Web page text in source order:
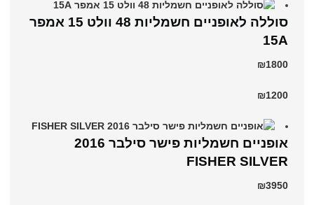
סוללה לאופניים חשמליות 48 וולט 15 אמפר
15A
₪1800
₪1200
אופניים חשמליות פישר סילבר 2016
FISHER SILVER
₪3950